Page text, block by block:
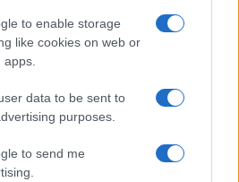
to enable storage
like cookies on web or
data to be sent to
purposes.
to send me